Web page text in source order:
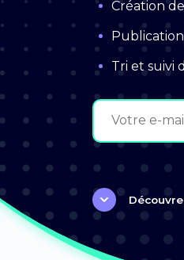
Création
Tri et suivi